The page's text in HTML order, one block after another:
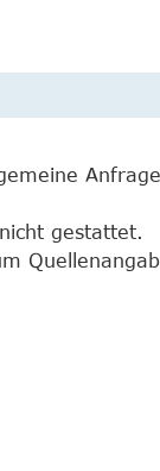
Anfrage
gestattet.